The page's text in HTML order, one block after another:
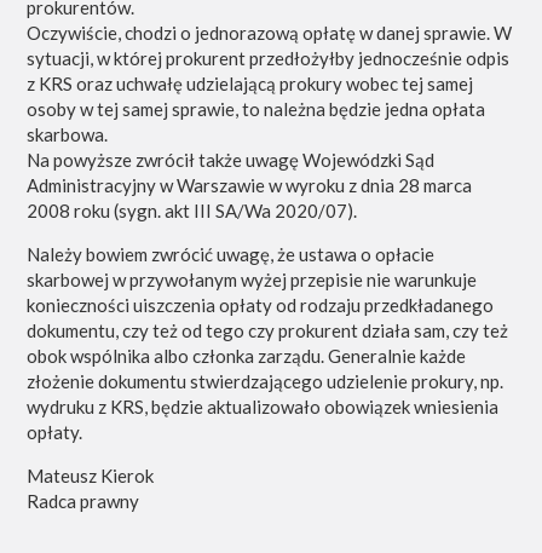
prokurentów.
Oczywiście, chodzi o jednorazową opłatę w danej sprawie. W
sytuacji, w której prokurent przedłożyłby jednocześnie odpis
z KRS oraz uchwałę udzielającą prokury wobec tej samej
osoby w tej samej sprawie, to należna będzie jedna opłata
skarbowa.
Na powyższe zwrócił także uwagę Wojewódzki Sąd
Administracyjny w Warszawie w wyroku z dnia 28 marca
2008 roku (sygn. akt III SA/Wa 2020/07).
Należy bowiem zwrócić uwagę, że ustawa o opłacie
skarbowej w przywołanym wyżej przepisie nie warunkuje
konieczności uiszczenia opłaty od rodzaju przedkładanego
dokumentu, czy też od tego czy prokurent działa sam, czy też
obok wspólnika albo członka zarządu. Generalnie każde
złożenie dokumentu stwierdzającego udzielenie prokury, np.
wydruku z KRS, będzie aktualizowało obowiązek wniesienia
opłaty.
Mateusz Kierok
Radca prawny